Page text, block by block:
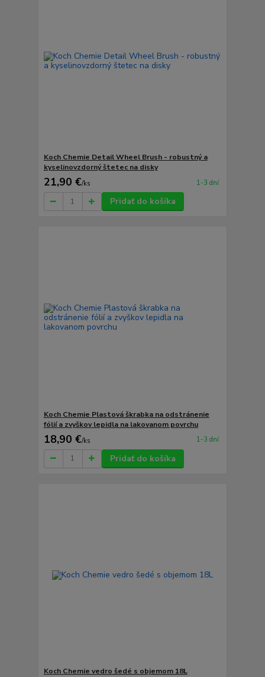
Koch Chemie Detail Wheel Brush - robustný a
kyselinovzdorný štetec na disky
21,90 €/ks 1-3 dní
Pridať do košíka
Koch Chemie Plastová škrabka na odstránenie
fólií a zvyškov lepidla na lakovanom povrchu
18,90 €/ks 1-3 dní
Pridať do košíka
Koch Chemie vedro šedé s objemom 18L